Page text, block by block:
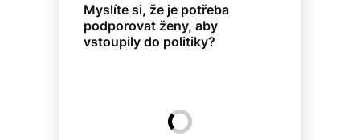
Myslíte si, že je potřeba
podporovat ženy, aby
vstoupily do politiky?